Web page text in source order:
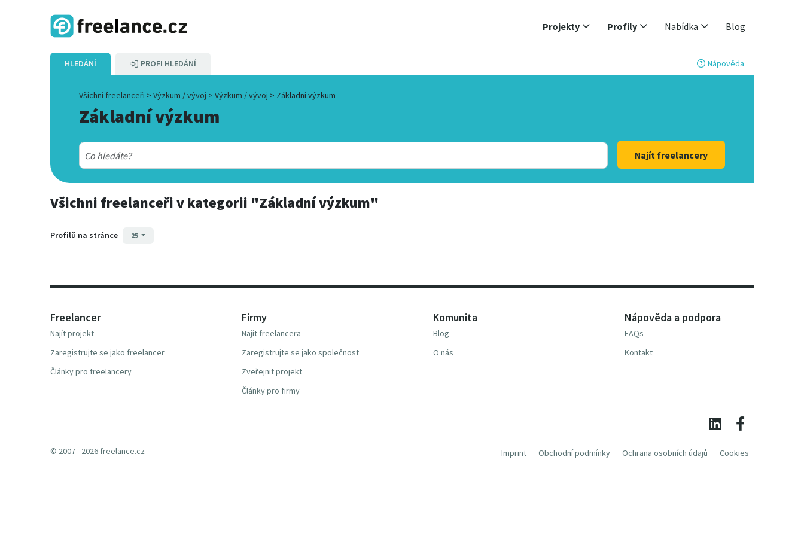
Projekty Profily Nabídka Blog
HLEDÁNÍ PROFI HLEDÁNÍ Nápověda
Všichni freelanceři > Výzkum / vývoj > Výzkum / vývoj > Základní výzkum
Základní výzkum
Najít freelancery
Všichni freelanceřiv kategorii "Základní výzkum"
Profilů na stránce 25
Freelancer
Najít projekt
Zaregistrujte se jako freelancer
Články pro freelancery
Firmy
Najít freelancera
Zaregistrujte se jako společnost
Zveřejnit projekt
Články pro firmy
Komunita
Blog
O nás
Nápověda a podpora
FAQs
Kontakt
Imprint Obchodní podmínky Ochrana osobních údajů Cookies
© 2007 - 2026 freelance.cz